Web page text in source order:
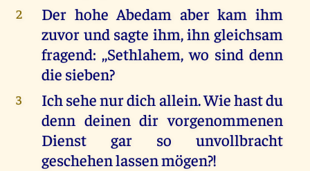
2
Der hohe Abedam aber kam ihm
zuvor und sagte ihm, ihn gleichsam
fragend: ,,Sethlahem, wo sind denn
die sieben?
3
Ich sehe nur dich allein. Wie hast du
denn deinen dir vorgenommenen
Dienst gar so unvollbracht
geschehen lassen mögen?!